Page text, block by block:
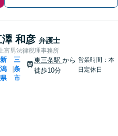
澤 和彦 弁護士
富男法律税理事務所
新
潟
県
三
条
市
東三条駅 から
徒歩10分
営業時間：本
日定休日